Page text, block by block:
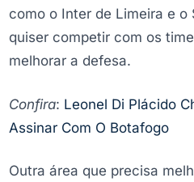
como o Inter de Limeira e o
quiser competir com os
melhorar a defesa.
Confira: Leonel Di Plácido
Assinar Com O Botafogo
Outra área que precisa